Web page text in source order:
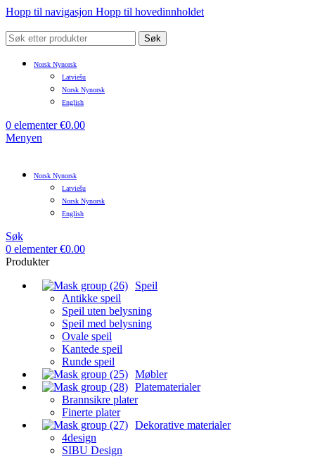
Hopp til navigasjon Hopp til hovedinnholdet
Søk
Norsk Nynorsk
Latviešu
Norsk Nynorsk
English
0 elementer €0.00
Menyen
Norsk Nynorsk
Latviešu
Norsk Nynorsk
English
Søk
0 elementer €0.00
Produkter
Speil
Antikke speil
Speil uten belysning
Speil med belysning
Ovale speil
Kantede speil
Runde speil
Møbler
Platematerialer
Brannsikre plater
Finerte plater
Dekorative materialer
4design
SIBU Design